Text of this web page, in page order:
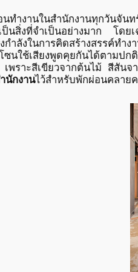
ทำงานในสำนักงานทุกวันจัน
ป็นสิ่งที่จำเป็นอย่างมาก โด
กำลังในการคิดสร้างสรรค์ท
ใช้เสียงพูดคุยกันได้ตามปก
เพราะสีเขียวจากต้นไม้ สีสัน
นักงานไว้สำหรับพักผ่อนคลาย